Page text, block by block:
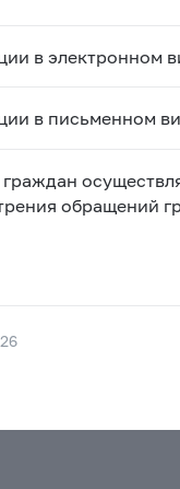
в электронном
в письменном
обращений